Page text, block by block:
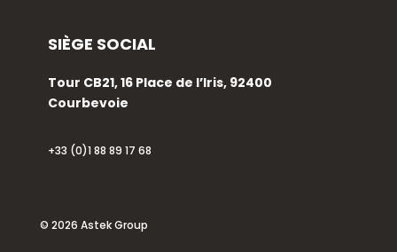
SIÈGE SOCIAL
Tour CB21, 16 Place de l’Iris, 92400
Courbevoie
+33 (0)1 88 89 17 68
© 2026 Astek Group